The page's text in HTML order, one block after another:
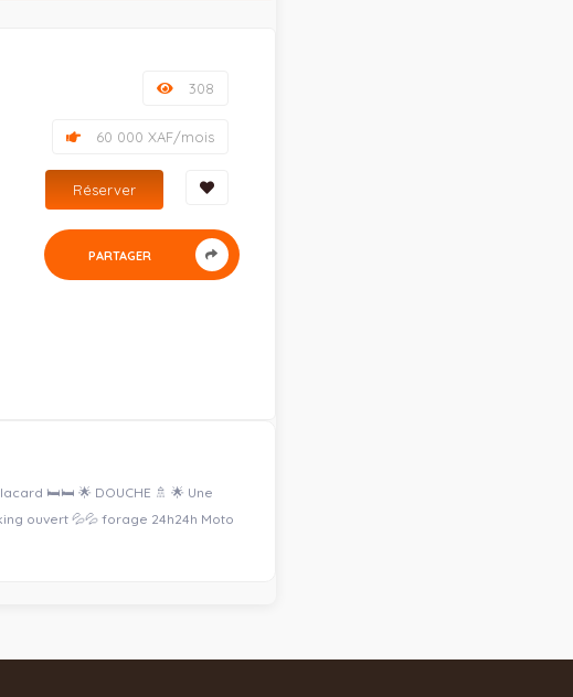
308
60 000 XAF/mois
Réserver
PARTAGER
🛏️🛏️ 🌟 DOUCHE 🚿 🌟 Une
ouvert 💦💦 forage 24h24h Moto